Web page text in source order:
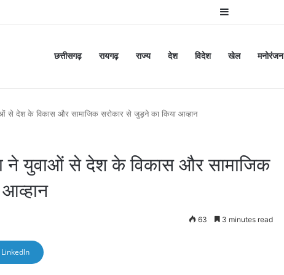
Sidebar
छत्तीसगढ़ रायगढ़ राज्य देश विदेश खेल मनोरंजन
से देश के विकास और सामाजिक सरोकार से जुड़ने का किया आव्हान
ने युवाओं से देश के विकास और सामाजिक
63 3 minutes read
LinkedIn